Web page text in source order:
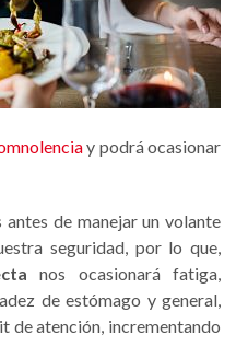
y podrá ocasionar
de manejar un volante
seguridad, por lo que,
nos ocasionará fatiga,
de estómago y general,
de atención, incrementando